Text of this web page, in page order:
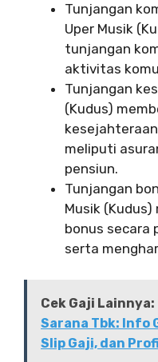
Tunjangan
Uper Musik
tunjangan
aktivitas
Tunjangan
(Kudus)
meliputi
pensiun.
Tunjangan
Musik
bonus secara
serta
Cek Gaji Lainnya:
Sarana Tbk: Info
Slip Gaji, dan